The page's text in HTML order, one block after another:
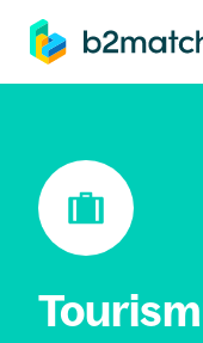
springen